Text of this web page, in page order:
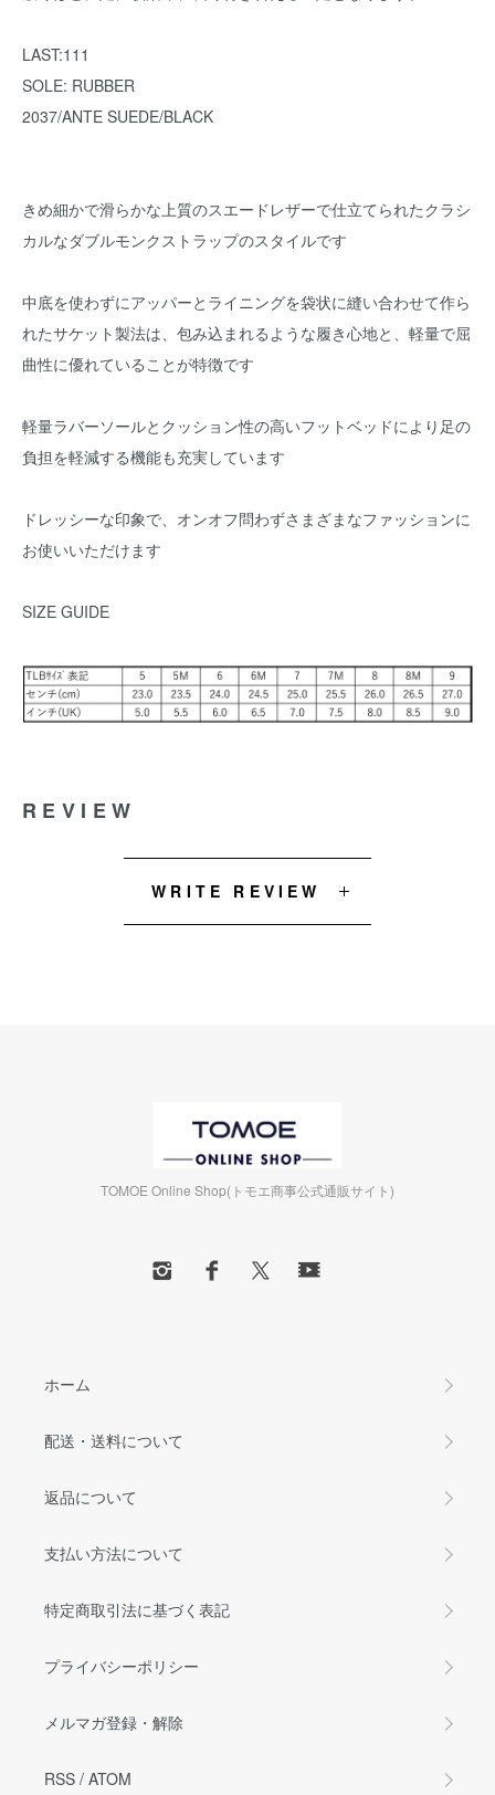
LAST:111
SOLE: RUBBER
2037/ANTE SUEDE/BLACK
きめ細かで滑らかな上質のスエードレザーで仕立てられたクラシ
カルなダブルモンクストラップのスタイルです
中底を使わずにアッパーとライニングを袋状に縫い合わせて作ら
れたサケット製法は、包み込まれるような履き心地と、軽量で屈
曲性に優れていることが特徴です
軽量ラバーソールとクッション性の高いフットベッドにより足の
負担を軽減する機能も充実しています
ドレッシーな印象で、オンオフ問わずさまざまなファッションに
お使いいただけます
SIZE GUIDE
REVIEW
WRITE REVIEW
TOMOE Online Shop(トモエ商事公式通販サイト)
ホーム
配送・送料について
返品について
支払い方法について
特定商取引法に基づく表記
プライバシーポリシー
メルマガ登録・解除
RSS / ATOM